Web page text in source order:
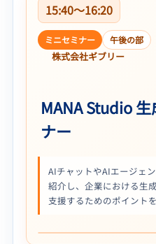
15:40〜16:20
ミニセミナー 午後の部
株式会社ギブリー
MANA Studio
ナー
AIチャットやAIエージェ
紹介し、企業における生
支援するためのポイント